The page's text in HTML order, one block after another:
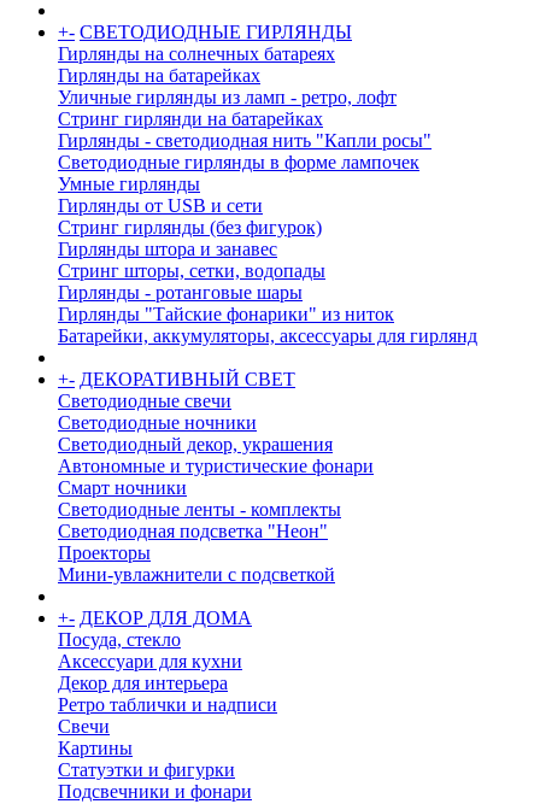
+- СВЕТОДИОДНЫЕ ГИРЛЯНДЫ
Гирлянды на солнечных батареях
Гирлянды на батарейках
Уличные гирлянды из ламп - ретро, лофт
Стринг гирлянди на батарейках
Гирлянды - светодиодная нить "Капли росы"
Светодиодные гирлянды в форме лампочек
Умные гирлянды
Гирлянды от USB и сети
Стринг гирлянды (без фигурок)
Гирлянды штора и занавес
Стринг шторы, сетки, водопады
Гирлянды - ротанговые шары
Гирлянды "Тайские фонарики" из ниток
Батарейки, аккумуляторы, аксессуары для гирлянд
+- ДЕКОРАТИВНЫЙ СВЕТ
Светодиодные свечи
Светодиодные ночники
Светодиодный декор, украшения
Автономные и туристические фонари
Смарт ночники
Светодиодные ленты - комплекты
Светодиодная подсветка "Неон"
Проекторы
Мини-увлажнители с подсветкой
+- ДЕКОР ДЛЯ ДОМА
Посуда, стекло
Аксессуари для кухни
Декор для интерьера
Ретро таблички и надписи
Свечи
Картины
Статуэтки и фигурки
Подсвечники и фонари